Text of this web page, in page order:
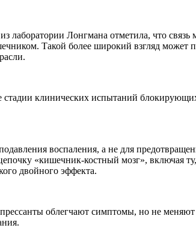
лаборатории Лонгмана отметила, что
Такой более широкий взгляд может
стадии клинических испытаний
воспаления, а не для
«кишечник-костный мозг», включая
двойного эффекта.
облегчают симптомы, но не